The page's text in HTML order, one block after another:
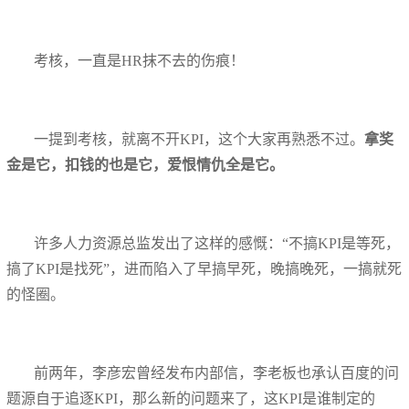
考核，一直是HR抹不去的伤痕！
一提到考核，就离不开KPI，这个大家再熟悉不过。拿奖
金是它，扣钱的也是它，爱恨情仇全是它。
许多人力资源总监发出了这样的感慨：“不搞KPI是等死，
搞了KPI是找死”，进而陷入了早搞早死，晚搞晚死，一搞就死
的怪圈。
前两年，李彦宏曾经发布内部信，李老板也承认百度的问
题源自于追逐KPI，那么新的问题来了，这KPI是谁制定的